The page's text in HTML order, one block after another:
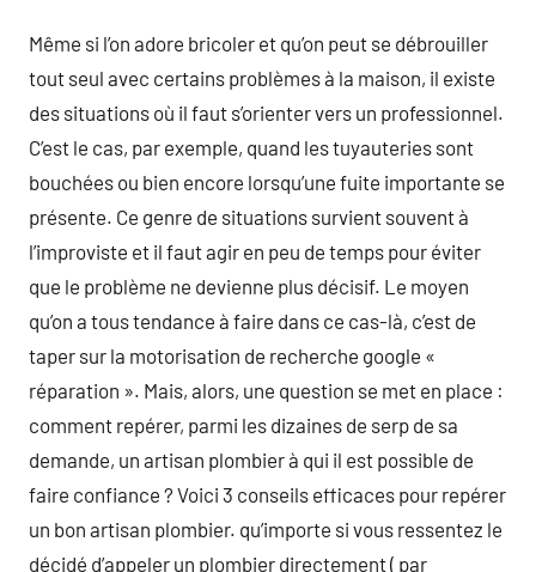
Même si l’on adore bricoler et qu’on peut se débrouiller
tout seul avec certains problèmes à la maison, il existe
des situations où il faut s’orienter vers un professionnel.
C’est le cas, par exemple, quand les tuyauteries sont
bouchées ou bien encore lorsqu’une fuite importante se
présente. Ce genre de situations survient souvent à
l’improviste et il faut agir en peu de temps pour éviter
que le problème ne devienne plus décisif. Le moyen
qu’on a tous tendance à faire dans ce cas-là, c’est de
taper sur la motorisation de recherche google «
réparation ». Mais, alors, une question se met en place :
comment repérer, parmi les dizaines de serp de sa
demande, un artisan plombier à qui il est possible de
faire confiance ? Voici 3 conseils efficaces pour repérer
un bon artisan plombier. qu’importe si vous ressentez le
décidé d’appeler un plombier directement ( par